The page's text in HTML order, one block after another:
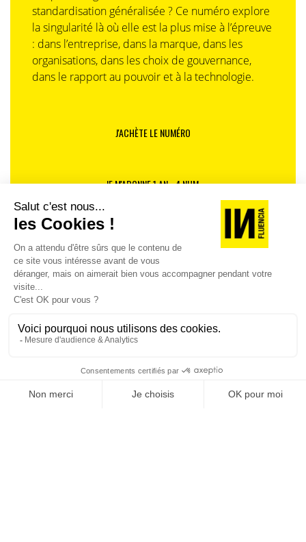
standardisation généralisée ? Ce numéro explore
la singularité là où elle est la plus mise à l’épreuve
: dans l’entreprise, dans la marque, dans les
organisations, dans les choix de gouvernance,
dans le rapport au pouvoir et à la technologie.
J'ACHÈTE LE NUMÉRO
JE M'ABONNE 1 AN - 4 NUM.
JE DÉCOUVRE LES NUMÉROS PRÉCÉDENTS
Je suis déjà abonné(e) :je consulte la revue en